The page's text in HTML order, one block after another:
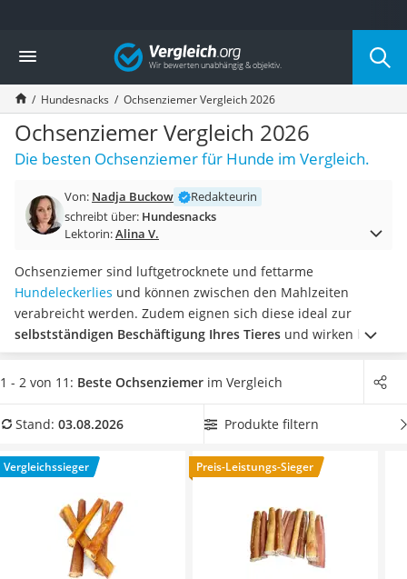
Die beliebtesten Vergleiche nach Kategorie
Drogerie
Inhalator
Haarschneider
Rollator
Braun Rasierer
Katzenklappe (Chip)
Masturbator
Massagepistole
Reisehaartrockner
Eiweißpulver
Magnesiumpräparat
Katzenklappe
Nackenmassagegerät
Zeckenschutz Katze
Philips-Sonicare-Zahnbürste
Mineralfutter Pferd
Massagegerät
Vergleich
Hundesnacks Ochsenziemer Vergleich 2026
Ochsenziemer Vergleich 2026
Die besten Ochsenziemer für Hunde im Vergleich.
Von: Nadja Buckow
Redakteurin
schreibt über: Hundesnacks
Lektorin:Alina V.
Ochsenziemer sind luftgetrocknete und fettarme
Hundeleckerlies und können zwischen den Mahlzeiten
verabreicht werden. Zudem eignen sich diese ideal zur
selbstständigen Beschäftigung Ihres Tieres und wirken beim
Kauen stressreduzierend. Wie diverse Ochsenziemer-Tests
im Internet zeigen,fördern sie zudem eine gesunde
Ochsenziemer, die besonders fettarm sind und deren
Ochsenziemer länger frisch. Überzeugt hat uns hier im
August 2026 besonders das ModellWuffsnacks
Ochsenziemer für Hunde
1 - 2 von 11: Beste Ochsenziemer im Vergleich
Stand: 03.08.2026 Produkte filtern
Vergleichssieger Preis-Leistungs-Sieger